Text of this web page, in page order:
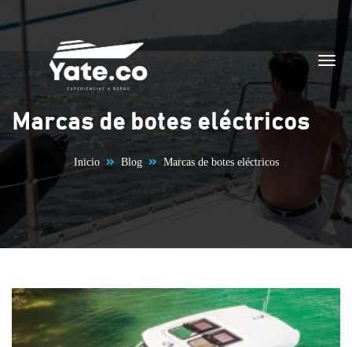
Saltar al contenido
Marcas de botes eléctricos
Inicio Blog Marcas de botes eléctricos